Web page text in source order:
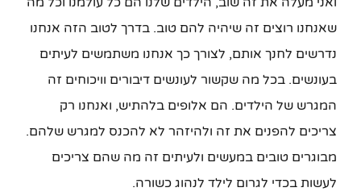
שאנחנו רוצים זה שיהיה להם טוב. בדרך לטוב הזה אנחנו
נדרשים לחנך אותם, לצורך כך אנחנו משתמשים לעיתים
בעונשים. בכל מה שקשור לעונשים דיבורים וויכוחים זה
המגרש של הילדים. הם אלופים בלהתיש, ואנחנו רק
צריכים להפנים את זה ולהיזהר לא להכנס למגרש שלהם.
מבוגרים טובים במעשים ולעיתים זה מה שהם צריכים
לעשות בכדי לגרום לילד לנהוג כשורה.